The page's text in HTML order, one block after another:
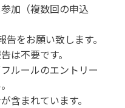
加（複数回の申込
をお願い致します。
は不要です。
ルールのエントリー
含まれています。